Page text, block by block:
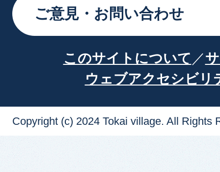
ご意見・お問い合わせ
このサイトについて
ウェブアクセシビリ
Copyright (c) 2024 Tokai village. All Rights